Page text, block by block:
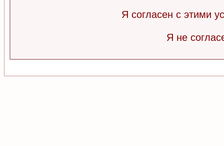
Я согласен с этими
Я не